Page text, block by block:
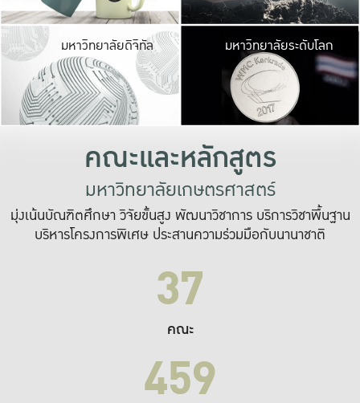
มหาวิทยาลัยดิจิทัล มหาวิ
เปลี่ยนแปลง แล
เพื่อทำง
ระบบสารสนเทศ
มหาวิทยาลัยระดับโลก
คณะและหลักสูตร
มหาวิทยาลัยเกษตรศาสตร์
มุ่งเน้นบัณฑิตศึกษา วิจัยขั้นสูง พัฒนาวิชาการ บริการวิชาพื้นฐาน
บริหารโครงการพิเศษ ประสานความร่วมมือกับนานาชาติ
37
คณะ
459